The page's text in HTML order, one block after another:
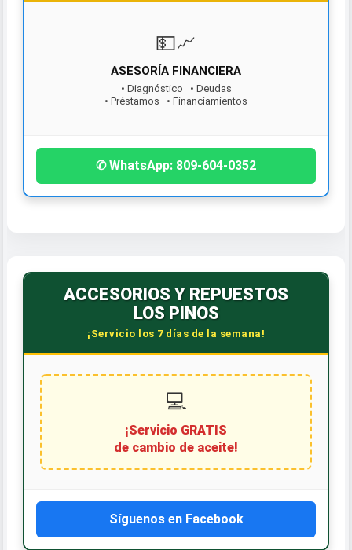
💵📈
ASESORÍA FINANCIERA
• Diagnóstico • Deudas
• Préstamos • Financiamientos
¡Contáctanos hoy!
✆ WhatsApp: 809-604-0352
ACCESORIOS Y REPUESTOS
LOS PINOS
¡Servicio los 7 días de la semana!
💻
¡Servicio GRATIS
de cambio de aceite!
Síguenos en Facebook